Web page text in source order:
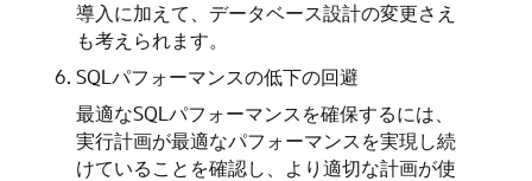
導入に加えて、データベース設計の変更さえ
も考えられます。
SQLパフォーマンスの低下の回避
最適なSQLパフォーマンスを確保するには、
実行計画が最適なパフォーマンスを実現し続
けていることを確認し、より適切な計画が使